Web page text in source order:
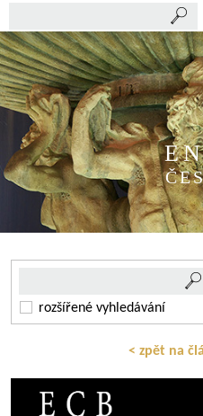
rozšířené vyhledávání
< zpět na